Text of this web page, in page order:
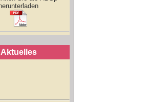
herunterladen
Aktuelles